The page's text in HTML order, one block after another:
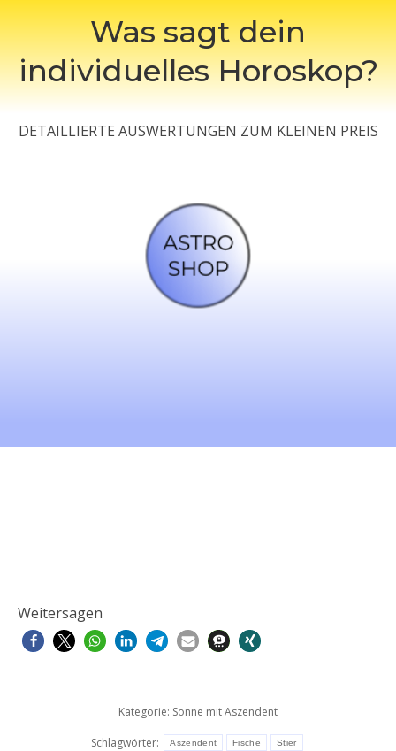
Was sagt dein
individuelles Horoskop?
DETAILLIERTE AUSWERTUNGEN ZUM KLEINEN PREIS
Weitersagen
Kategorie: Sonne mit Aszendent
Schlagwörter: Aszendent Fische Stier